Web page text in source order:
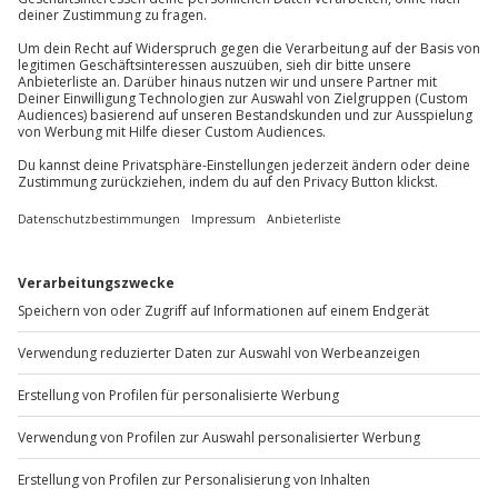
außer an bundesweiten Feiertagen:
Mo-Fr: 8-20 Uhr | Sa: 10-16 Uhr
Du möchtest als Firma bestellen?
Sichere Dir attraktive Firmenkunden Vorteile.
Mo-Fr: 9-17 Uhr
www.b2b.jochen-schweizer.de/
Artikelnummer:10036